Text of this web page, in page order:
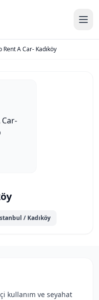
Rent A Car- Kadıköy
/ Kadıköy
kullanım ve seyahat